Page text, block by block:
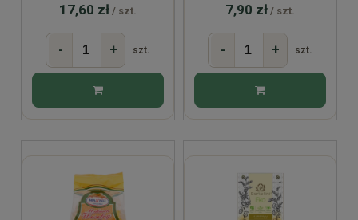
17,60 zł / szt.
- + szt.
7,90 zł / szt.
- + szt.